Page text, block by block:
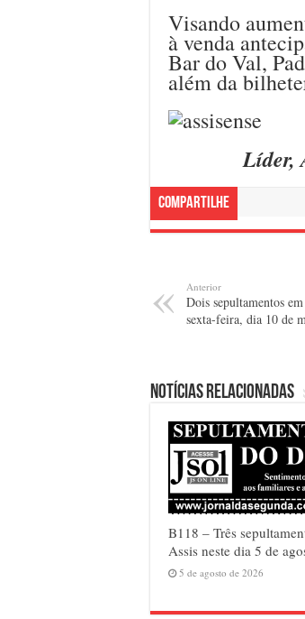
Visando
à venda
Bar do Val,
além da
Líder,
Compartilhe
Anterior
Dois sepultamentos
sexta-feira, dia 10 de
Notícias relacionadas
B118 – Três
Assis neste dia 5 de
5 de agosto de 2026